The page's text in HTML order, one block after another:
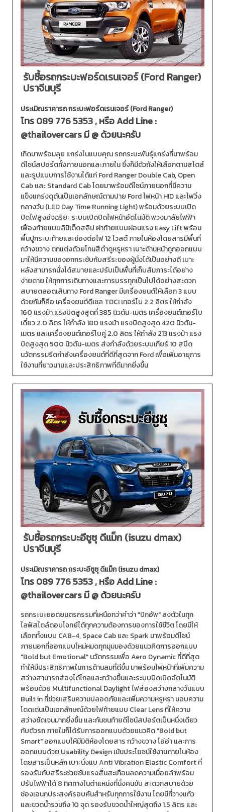
รับซื้อรถกระบะฟอร์ดเรนเจอร์ (Ford Ranger)
ปราจีนบุรี
ประเมิณราคารถ กระบะฟอร์ดเรนเจอร์ (Ford Ranger)
โทร089 776 5353, หรือ Add Line :
@thailovercarsมี @ ด้วยนะครับ
เกิดมาพร้อมลุย แกร่งในแบบคุณ รถกระบะพันธุ์แกร่งที่มาพร้อม
ดีไซน์สปอร์ตทั้งภายนอกและภายใน ซึ่งก็มีตัวถังให้เลือกตามสไตล์
และรูปแบบการใช้งานได้แก่ Ford Ranger Double Cab, Open
Cab และ Standard Cab โดยมาพร้อมดีไซน์ภายนอกที่มีความ
แข็งแกร่งดุดันเป็นเอกลักษณ์ตามปาย Ford ไฟหน้า HID และไฟวิ่ง
กลางวัน (LED Day Time Running Light) พร้อมด้วยระบบเปิด
ปิดไฟสูงอัจฉริยะ ระบบเปิดปิดไฟหน้าอัตโนมัติ พวงมาลัยไฟฟ้า
เฟืองท้ายแบบลิมิเต็ดสลิป ฝาท้ายแบบผ่อนแรง Easy Lift พร้อม
พื้นปูกระบะท้ายและช่องต่อไฟ 12 โวลต์ ภายในห้องโดยสารมีพื้นที่
กว้างขวาง ตกแต่งด้วยโทนสีดำดูหรูหรา เบาะด้านหน้าถูกออกแบบ
มาให้มีความของอกกระชับกับสรีระของผู้นั่งได้เป็นอย่างดี เบาะ
หลังสามารถนั่งได้สบายและปรับเป็นพื้นที่เก็บสัมภาระได้อย่าง
ง่ายดาย ให้ทุกการเดินทางและการบรรทุกเป็นไปได้อย่างสะดวก
สบายตลอดเส้นทาง Ford Ranger มีเครื่องยนต์ให้เลือก 3 แบบ
ด้วยกันก็คือ เครื่องยนต์ดีเซล TDCI เทอร์โบ 2.2 ลิตร ให้กำลัง
160 แรงม้า แรงบิดสูงสุดที่ 385 นิวตัน-เมตร เครื่องยนต์เทอร์โบ
เดี่ยว 2.0 ลิตร ให้กำลัง 180 แรงม้า แรงบิดสูงสุด 420 นิวตัน-
เมตร และเครื่องยนต์เทอร์โบคู่ 2.0 ลิตร ให้กำลัง 213 แรงม้า แรง
บิดสูงสุด 500 นิวตัน-เมตร ส่งกำลังด้วยระบบเกียร์ 10 สปีด
นวัตกรรมรีดกำลังเครื่องยนต์ที่ดีที่สุดจาก Ford เพื่อเพิ่มอายุการ
ใช้งานที่ยาวนานและประสิทธิภาพที่ดีมากยิ่งขึ้น
รับซื้อรถกระบะอีซูซุ ดีแม็ก (isuzu dmax)
ปราจีนบุรี
ประเมิณราคารถ กระบะอีซูซุ ดีแม็ก (isuzu dmax)
โทร089 776 5353, หรือ Add Line :
@thailovercarsมี @ ด้วยนะครับ
รถกระบะยอดยนตรกรรมที่เหนือกว่าคำว่า "ปิกอัพ" ลงตัวในทุก
ไลฟ์สไตล์ตอบโจทย์ได้ทุกความต้องการของการใช้ชีวิต โดยมีให้
เลือกทั้งแบบ CAB-4, Space Cab และ Spark มาพร้อมดีไซน์
ภายนอกที่ออกแบบใหม่หมดทุกมุมมองด้วยแนวคิดการออกแบบ
"Bold but Emotional" นวัตกรรมเพื่อ Aero Dynamic ที่ดีที่สุด
ทำให้มีประสิทธิภาพในการต้านลมที่ดีขึ้น มาพร้อมไฟหน้าที่เพิ่มความ
สว่างสามารถส่องได้ไกลและกว้างขึ้นและระบบปิดเปิดอัตโนมัติ
พร้อมด้วย Multifunctional Daylight ไฟส่องสว่างกลางวันแบบ
Built in ที่ช่วยเสริมความปลอดภัยและเพิ่มความหรูหรา มอบความ
โดดเด่นเป็นเอกลักษณ์ด้วยไฟท้ายแบบ Clear Lens ที่ให้ความ
สว่างชัดเจนมากยิ่งขึ้น และกันชนท้ายดีไซน์สปอร์ตเป็นหนึ่งเดียว
กับตัวรถ ภายในก็ได้รับการออกแบบด้วยแนวคิด "Bold but
Smart" ออกแบบให้มีมิติห้องโดยสาร กว้างขวาง โอ่อ่า และการ
ออกแบบด้วย Usability Design เน้นประโยชน์ใช้งานภายในห้อง
โดยสารเป็นหลัก เบาะนั่งแบ Anti Vibration Elastic Comfort ที่
รองรับกับสรีระช่วยซับแรงสั่นสะเทือนลดความเมื่อยล้าพร้อม
ปรับไฟฟ้าได้ 8 ทิศทางในตำแหน่งที่นั่งคนขับ สะดวกสบายด้วย
ช่องเอนกประสงค์รอบคันสำหรับทุกการใช้งาน โดยมีที่วางแก้ว
และขวดน้ำรวมถึง 10 จุด รองรับขวดน้ำใหญ่สุดถึง 1.5 ลิตร และ